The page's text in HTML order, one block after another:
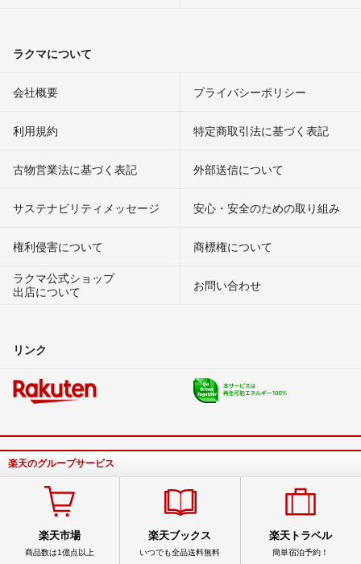
ラクマについて
会社概要 プライバシーポリシー
利用規約 特定商取引法に基づく表記
古物営業法に基づく表記 外部送信について
サステナビリティメッセージ 安心・安全のための取り組み
権利侵害について
商標権について
ラクマ公式ショップ
出店について
お問い合わせ
リンク
楽天のグループサービス
楽天市場
商品数は1億点以上
楽天ブックス
いつでも全品送料無料
楽天トラベル
簡単宿泊予約！